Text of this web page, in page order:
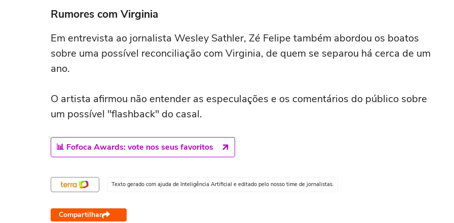
Rumores com Virginia
Em entrevista ao jornalista Wesley Sathler, Zé Felipe também abordou os boatos
sobre uma possível reconciliação com Virginia, de quem se separou há cerca de um
ano.
O artista afirmou não entender as especulações e os comentários do público sobre
um possível "flashback" do casal.
📊 Fofoca Awards: vote nos seus favoritos
Texto gerado com ajuda de Inteligência Artificial e editado pelo nosso time de jornalistas.
Compartilhar